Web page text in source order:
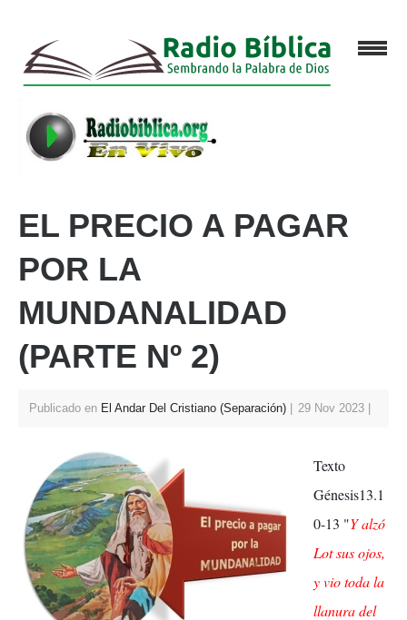
EL PRECIO A PAGAR
POR LA
MUNDANALIDAD
(PARTE Nº 2)
Publicado en El Andar Del Cristiano (Separación) 29 Nov 2023
Texto
Génesis13.1
0-13 "Y alzó
Lot sus ojos,
y vio toda la
llanura del